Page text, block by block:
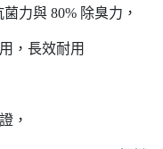
力與 80% 除臭力，
，長效耐用
，